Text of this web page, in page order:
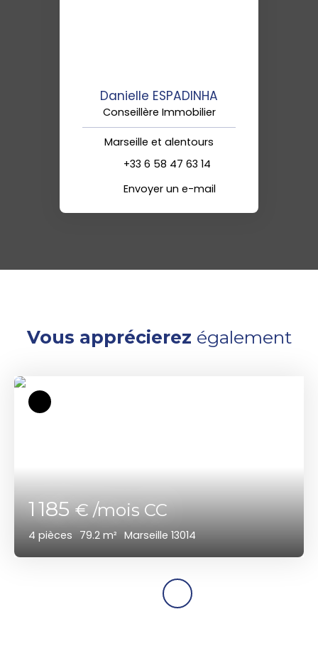
Danielle ESPADINHA
Conseillère Immobilier
Marseille et alentours
+33 6 58 47 63 14
Envoyer un e-mail
Vous apprécierez également
1 185€ /mois CC
4 pièces 79.2 m² Marseille 13014